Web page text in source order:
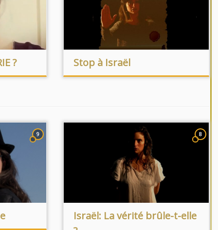
? Stop à Israël
9 8
Israël: La vérité brûle-t-elle